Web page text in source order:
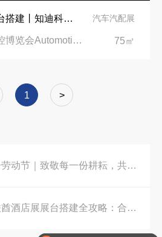
上海汽车测试展展台搭建丨知迪科技创新汽车产品亮相Testing Expo China 2024 汽车汽配展
汽车测试及质量监控博览会Automotive Testing Expo|上海世博展览馆 75㎡
1 >
实力获誉｜新加坡电信致信致谢，中励展览圆满交付2026 MWC项目
五一劳动节｜致敬每一份耕耘，共赴会展新征程
实力加冕｜中励展览入选第四届链博会推荐搭建施工服务商名录
索马里异地环保设备展可持续展台搭建：避开行业乱象，用模块化绿色方案拿下东非环保订单
中东建材展特装展台验收确认区通关指南：避开这5个坑，省下20万
阿联酋酒店展展台搭建全攻略：合规落地、吸客转化、避坑实操指南